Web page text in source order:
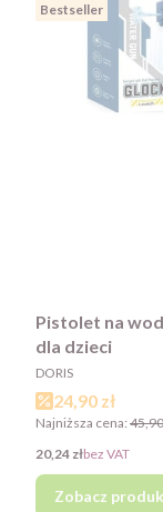
Bestseller
Pistolet na
dla dzieci
PRODUCENT
DORIS
Cena
24,90 zł
Najniższa cena:
Cena
20,24 złbez VAT
Zobacz